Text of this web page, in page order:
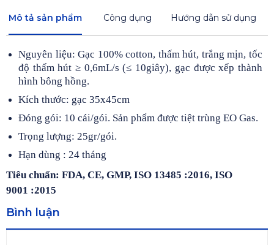
Mô tả sản phẩm Công dụng Hướng dẫn sử dụng
Nguyên liệu: Gạc 100% cotton, thấm hút, trắng mịn, tốc
độ thấm hút ≥ 0,6mL/s (≤ 10giây), gạc được xếp thành
hình bông hồng.
Kích thước: gạc 35x45cm
Đóng gói: 10 cái/gói. Sản phẩm được tiệt trùng EO Gas.
Trọng lượng: 25gr/gói.
Hạn dùng : 24 tháng
Tiêu chuẩn: FDA, CE, GMP, ISO 13485 :2016, ISO
9001 :2015
Bình luận